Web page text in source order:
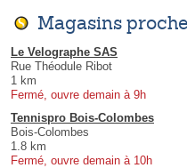
Magasins
Le Velographe SAS
Rue Théodule Ribot
1 km
Fermé, ouvre demain à 9h
Tennispro Bois-Colombes
Bois-Colombes
1.8 km
Fermé, ouvre demain à 10h